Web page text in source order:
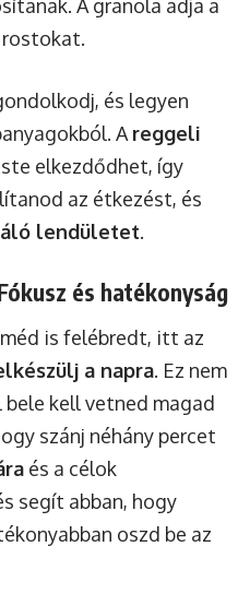
A granola adja a
és legyen
A reggeli
elkezdődhet, így
az étkezést, és
lendületet.
és hatékonyság
is felébredt, itt az
a napra. Ez nem
kell vetned magad
szánj néhány percet
és a célok
segít abban, hogy
oszd be az